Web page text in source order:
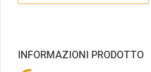
INFORMAZIONI PRODOTTO